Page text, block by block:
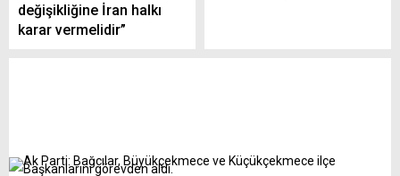
değişikliğine İran halkı
karar vermelidir”